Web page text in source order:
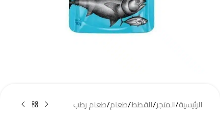
الرئيسية/المتجر/القطط/طعام/طعام رطب